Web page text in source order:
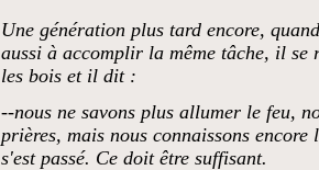
Une génération plus tard encore,
aussi à accomplir la même tâche, il se
les bois et il dit :
--nous ne savons plus allumer le feu,
prières, mais nous connaissons
s'est passé. Ce doit être suffisant.